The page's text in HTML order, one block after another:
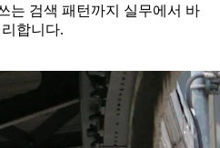
는 검색 패턴까지 실무에서 바
합니다.